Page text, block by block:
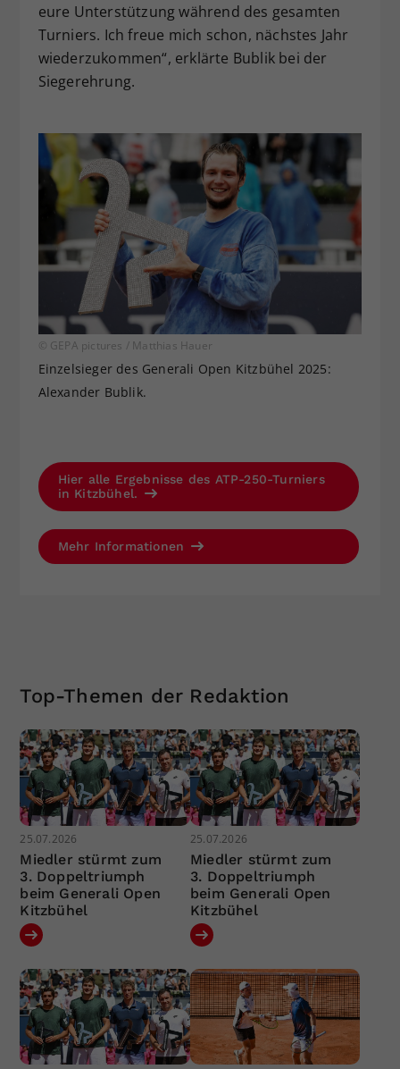
eure Unterstützung während des gesamten
Turniers. Ich freue mich schon, nächstes Jahr
wiederzukommen“, erklärte Bublik bei der
Siegerehrung.
© GEPA pictures / Matthias Hauer
Einzelsieger des Generali Open Kitzbühel 2025:
Alexander Bublik.
Hier alle Ergebnisse des ATP-250-Turniers
in Kitzbühel.
Mehr Informationen
Top-Themen der Redaktion
25.07.2026
Miedler stürmt zum
3. Doppeltriumph
beim Generali Open
Kitzbühel
25.07.2026
Miedler stürmt zum
3. Doppeltriumph
beim Generali Open
Kitzbühel